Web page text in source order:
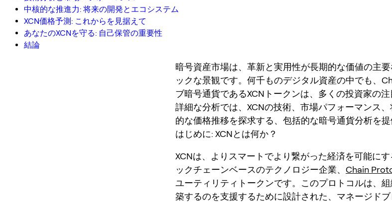
中核的な推進力: 将来の開発とエコシステム
XCN価格予測: これからを見据えて
あなたのXCNを守る: 自己保管の重要性
結論
暗号資産市場は、革新と実用性が長期的な価値の主
ックな景観です。何千ものデジタル資産の中でも、
ブ暗号通貨であるXCNトークンは、多くの投資家の
詳細な分析では、XCNの技術、市場パフォーマンス
的な価格推移を探求する、包括的な暗号通貨分析を提
はじめに: XCNとは何か？
XCNは、よりスマートでより繋がった経済を可能に
ックチェーンベースのテクノロジー企業、 Chain
ユーティリティトークンです。このプロトコルは、
築するのを支援するために設計された、マネージド